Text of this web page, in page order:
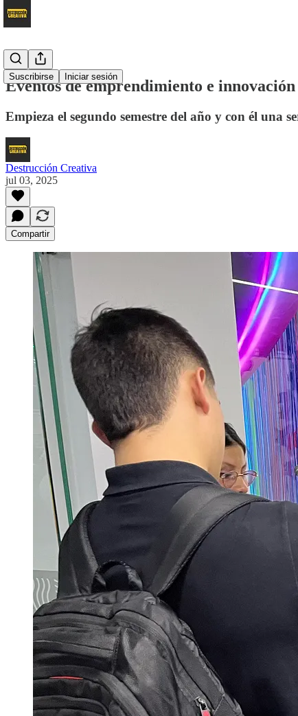
Suscribirse Iniciar sesión
Eventos de emprendimiento e
Empieza el segundo semestre del año y con él una
Destrucción Creativa
jul 03, 2025
Compartir